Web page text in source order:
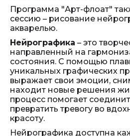
Программа "Арт-флоат"
сессию – рисование
акварелью.
Нейрографика – это
направленный на
состояния. С помощью
уникальных графических
выражает свои эмоции,
находит новые решения
процесс помогает
превратить тревогу во
красоту.
Нейрографика доступна